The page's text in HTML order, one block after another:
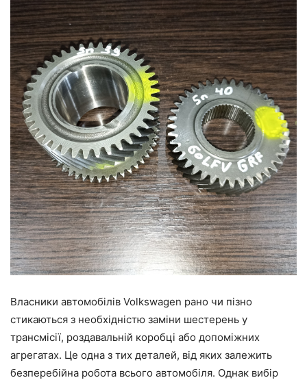
Власники автомобілів Volkswagen рано чи пізно
стикаються з необхідністю заміни шестерень у
трансмісії, роздавальній коробці або допоміжних
агрегатах. Це одна з тих деталей, від яких залежить
безперебійна робота всього автомобіля. Однак вибір